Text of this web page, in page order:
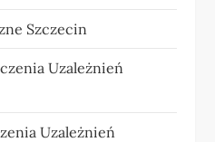
Szczecin
Uzależnień
Uzależnień